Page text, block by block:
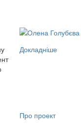
Докладніше
Про проект